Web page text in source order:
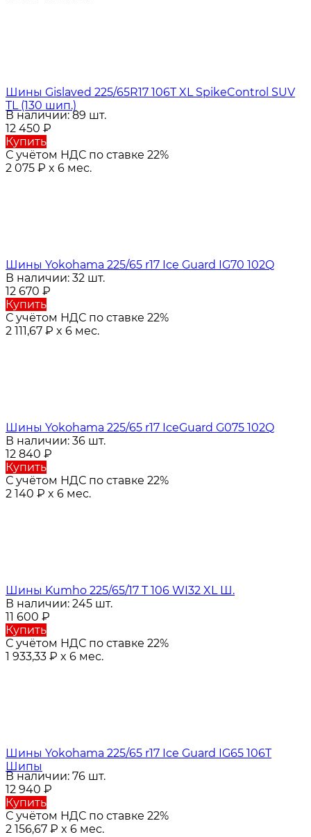
Шины Gislaved 225/65R17 106T XL SpikeControl SUV
TL (130 шип.)
В наличии: 89 шт.
12 450 ₽
Купить
С учётом НДС по ставке 22%
2 075 ₽ x 6 мес.
Шины Yokohama 225/65 r17 Ice Guard IG70 102Q
В наличии: 32 шт.
12 670 ₽
Купить
С учётом НДС по ставке 22%
2 111,67 ₽ x 6 мес.
Шины Yokohama 225/65 r17 IceGuard G075 102Q
В наличии: 36 шт.
12 840 ₽
Купить
С учётом НДС по ставке 22%
2 140 ₽ x 6 мес.
Шины Kumho 225/65/17 T 106 WI32 XL Ш.
В наличии: 245 шт.
11 600 ₽
Купить
С учётом НДС по ставке 22%
1 933,33 ₽ x 6 мес.
Шины Yokohama 225/65 r17 Ice Guard IG65 106T
Шипы
В наличии: 76 шт.
12 940 ₽
Купить
С учётом НДС по ставке 22%
2 156,67 ₽ x 6 мес.